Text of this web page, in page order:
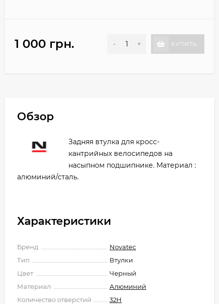
1 000 грн. - + КУПИТЬ
Обзор
Задняя втулка для кросс-
кантрийных велосипедов на
насыпном подшипнике. Материал :
алюминий/сталь.
Характеристики
Бренд
Novatec
Тип
Втулки
Цвет
Черный
Материал
Алюминий
Количество отверстий
32H